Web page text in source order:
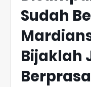
Sudah
Bijaklah